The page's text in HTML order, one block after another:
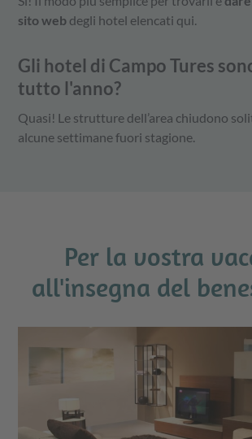
sito web degli hotel elencati qui.
Gli hotel di Campo Tures
tutto l'anno?
Quasi! Le strutture dell’area chiudono
alcune settimane fuori stagione.
Per la vostra
all'insegna del